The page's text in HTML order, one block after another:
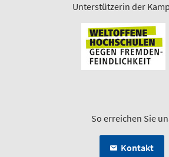
Unterstützerin der
So erreichen Sie
Kontakt